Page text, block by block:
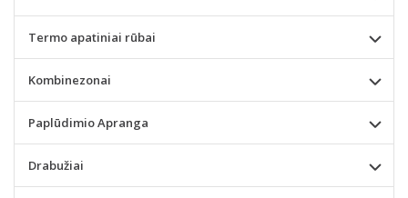
Termo apatiniai rūbai
Kombinezonai
Paplūdimio Apranga
Drabužiai